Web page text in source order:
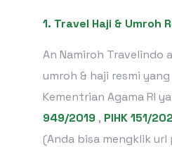
1. Travel Haji & Umroh
An Namiroh Travelindo
umroh & haji resmi
Kementrian Agama RI
949/2019 , PIHK 151/
(Anda bisa mengklik url